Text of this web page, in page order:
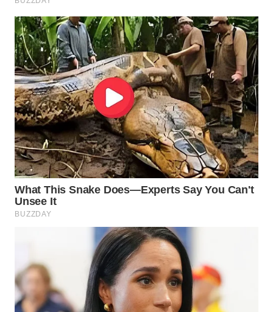
PRIANGAN
TIMUR
WN
SEMARANG
WN
SOLO
WN
BOROBUDUR
WN
MADURA
SURABAYA
WN
NATUNA